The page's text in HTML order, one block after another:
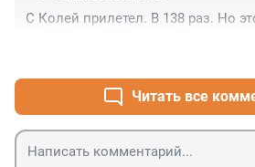
С Колей прилетел. В 138 раз. Но
Читать все